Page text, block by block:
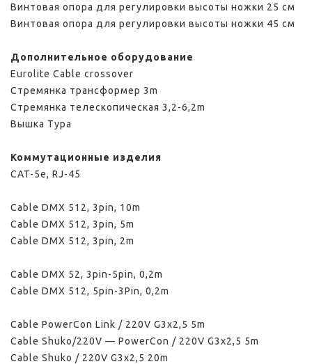
Винтовая опора для регулировки высоты ножки 25 см
Винтовая опора для регулировки высоты ножки 45 см
Дополнительное оборудование
Eurolite Cable crossover
Стремянка трансформер 3m
Стремянка телескопическая 3,2-6,2m
Вышка Тура
Коммутационные изделия
CAT-5e, RJ-45
Cable DMX 512, 3pin, 10m
Cable DMX 512, 3pin, 5m
Cable DMX 512, 3pin, 2m
Cable DMX 52, 3pin-5pin, 0,2m
Cable DMX 512, 5pin-3Pin, 0,2m
Cable PowerCon Link / 220V G3x2,5 5m
Cable Shuko/220V — PowerCon / 220V G3x2,5 5m
Cable Shuko / 220V G3x2,5 20m